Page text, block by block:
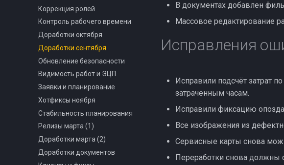
Коррекция ролей
Контроль рабочего времени
Доработки октября
Доработки сентября
Обновление безопасности
Видимость работ и ЭЦП
Заявки и планирование
Хотфиксы ноября
Стабильность планирования
Релизы марта (1)
Доработки марта (2)
Доработки документов
В документах добавлен
Массовое редактирование
Исправления
Исправили подсчёт затрат
затраченным часам.
Исправили фиксацию
Все изображения из
Сервисные карты снова
Переработки снова должны